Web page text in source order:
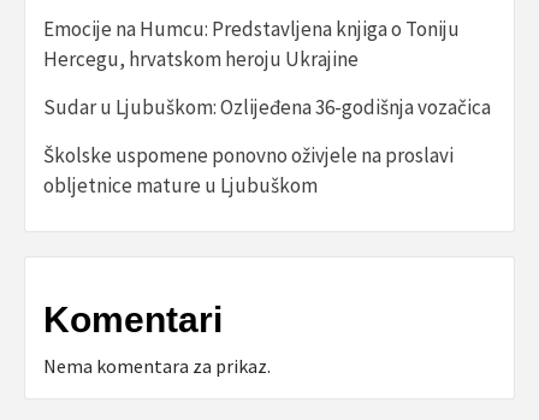
Emocije na Humcu: Predstavljena knjiga o Toniju
Hercegu, hrvatskom heroju Ukrajine
Sudar u Ljubuškom: Ozlijeđena 36-godišnja vozačica
Školske uspomene ponovno oživjele na proslavi
obljetnice mature u Ljubuškom
Komentari
Nema komentara za prikaz.